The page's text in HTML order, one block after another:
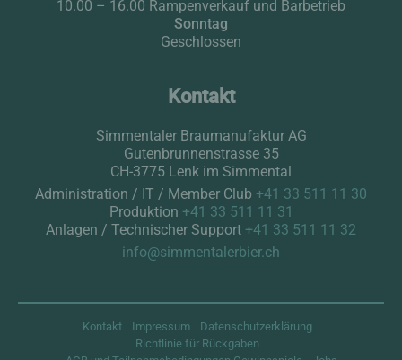
10.00 – 16.00 Rampenverkauf und Barbetrieb
Sonntag
Geschlossen
Kontakt
Simmentaler Braumanufaktur AG
Gutenbrunnenstrasse 35
CH-3775 Lenk im Simmental
Administration / IT / Member Club +41 33 511 11 30
Produktion +41 33 511 11 31
Anlagen / Technischer Support +41 33 511 11 32
info@simmentalerbier.ch
Kontakt Impressum
Datenschutzerklärung
Richtlinie für Rückgaben